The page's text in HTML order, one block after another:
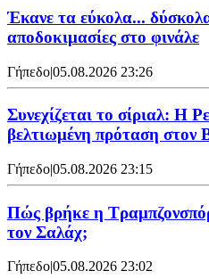
Έκανε τα εύκολα...
αποδοκιμασίες στο φινάλε
Γήπεδο|05.08.2026 23:26
Συνεχίζεται το σίριαλ: Η
βελτιωμένη πρόταση στον
Γήπεδο|05.08.2026 23:15
Πώς βρήκε η
τον Σαλάχ;
Γήπεδο|05.08.2026 23:02